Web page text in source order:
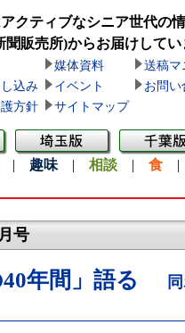
クティブなシニア世代の
聞販売所)からお届けしてい
媒体資料
送稿マ
込み
イベント
お問い
方針
サイトマップ
| 趣味 | 相談 | 食
号
年間」語る